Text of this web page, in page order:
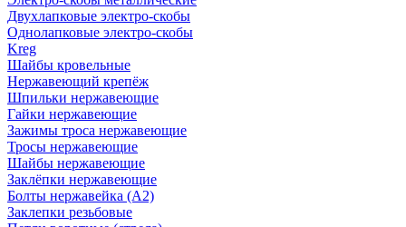
Двухлапковые электро-скобы
Однолапковые электро-скобы
Kreg
Шайбы кровельные
Нержавеющий крепёж
Шпильки нержавеющие
Гайки нержавеющие
Зажимы троса нержавеющие
Тросы нержавеющие
Шайбы нержавеющие
Заклёпки нержавеющие
Болты нержавейка (А2)
Заклепки резьбовые